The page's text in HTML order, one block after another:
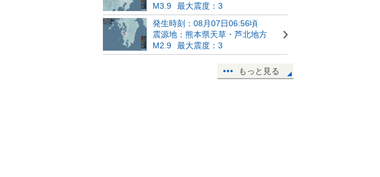
M3.9
最大震度：3
発生時刻：08月07日06:56頃
震源地：熊本県天草・芦北地方
M2.9
最大震度：3
もっと見る